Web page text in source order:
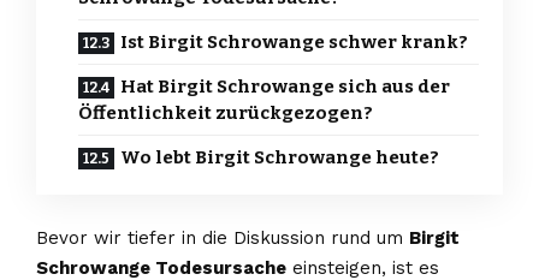
Ist Birgit Schrowange schwer krank?
Hat Birgit Schrowange sich aus der
Öffentlichkeit zurückgezogen?
Wo lebt Birgit Schrowange heute?
Bevor wir tiefer in die Diskussion rund um Birgit
Schrowange Todesursache einsteigen, ist es